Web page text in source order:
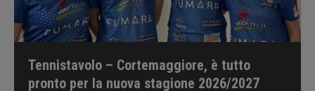
Tennistavolo – Cortemaggiore, è tutto
pronto per la nuova stagione 2026/2027